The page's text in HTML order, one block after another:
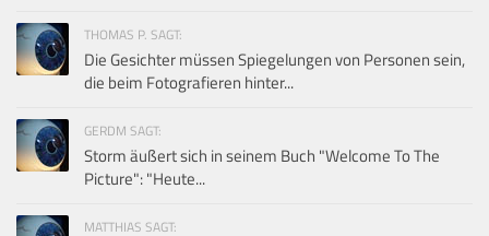
THOMAS P. SAGT:
Die Gesichter müssen Spiegelungen von Personen sein,
die beim Fotografieren hinter...
GERDM SAGT:
Storm äußert sich in seinem Buch "Welcome To The
Picture": "Heute...
MATTHIAS SAGT: